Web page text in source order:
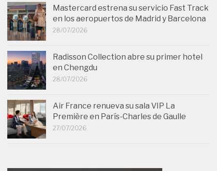
Mastercard estrena su servicio Fast Track
en los aeropuertos de Madrid y Barcelona
28/07/2026
Radisson Collection abre su primer hotel
en Chengdu
28/07/2026
Air France renueva su sala VIP La
Première en París-Charles de Gaulle
27/07/2026